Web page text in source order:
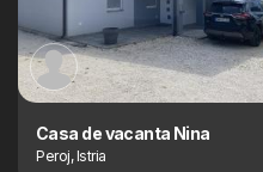
Casa de vacanta Nina
Peroj, Istria